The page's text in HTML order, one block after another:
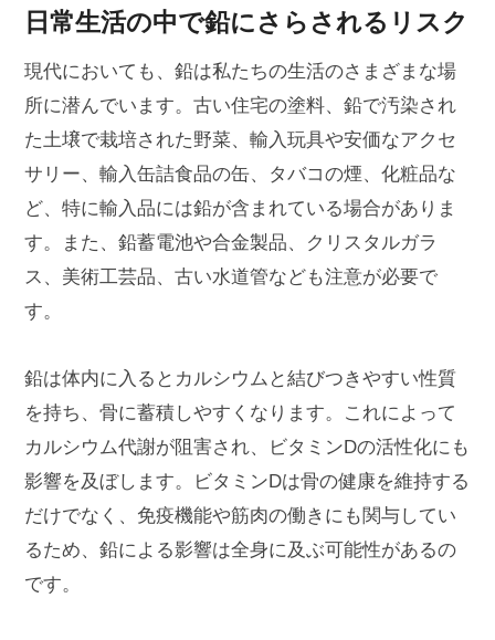
日常生活の中で鉛にさらされるリスク
現代においても、鉛は私たちの生活のさまざまな場
所に潜んでいます。古い住宅の塗料、鉛で汚染され
た土壌で栽培された野菜、輸入玩具や安価なアクセ
サリー、輸入缶詰食品の缶、タバコの煙、化粧品な
ど、特に輸入品には鉛が含まれている場合がありま
す。また、鉛蓄電池や合金製品、クリスタルガラ
ス、美術工芸品、古い水道管なども注意が必要で
す。
鉛は体内に入るとカルシウムと結びつきやすい性質
を持ち、骨に蓄積しやすくなります。これによって
カルシウム代謝が阻害され、ビタミンDの活性化にも
影響を及ぼします。ビタミンDは骨の健康を維持する
だけでなく、免疫機能や筋肉の働きにも関与してい
るため、鉛による影響は全身に及ぶ可能性があるの
です。